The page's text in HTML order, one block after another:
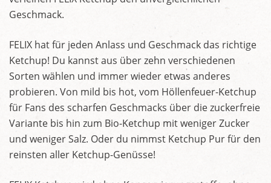
Geschmack.
FELIX hat für jeden Anlass und Geschmack das richtige
Ketchup! Du kannst aus über zehn verschiedenen
Sorten wählen und immer wieder etwas anderes
probieren. Von mild bis hot, vom Höllenfeuer-Ketchup
für Fans des scharfen Geschmacks über die zuckerfreie
Variante bis hin zum Bio-Ketchup mit weniger Zucker
und weniger Salz. Oder du nimmst Ketchup Pur für den
reinsten aller Ketchup-Genüsse!